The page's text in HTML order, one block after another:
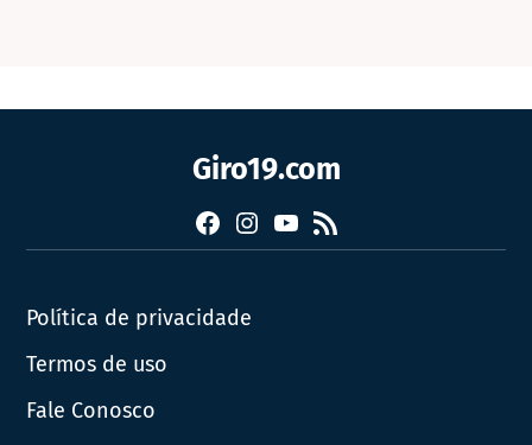
Giro19.com
FacebookInstagram
YouTube
RSS
Política de privacidade
Termos de uso
Fale Conosco